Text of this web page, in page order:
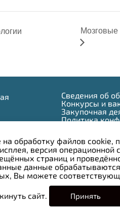
Мозговые
Сведения об
Конкурсы и
Закупочная
Политика
обработку файлов cookie,
версия
страниц и
данные
Вы можете
сайт. Принять